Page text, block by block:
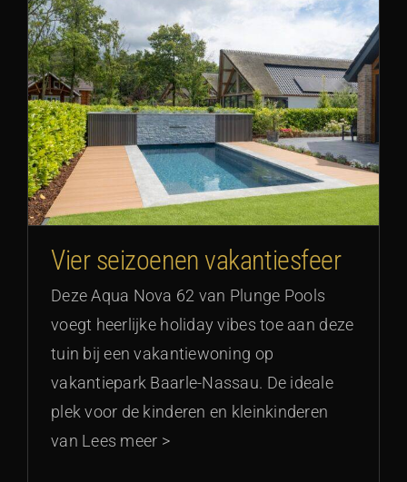
Vier seizoenen vakantiesfeer
Deze Aqua Nova 62 van Plunge Pools
voegt heerlijke holiday vibes toe aan deze
tuin bij een vakantiewoning op
vakantiepark Baarle-Nassau. De ideale
plek voor de kinderen en kleinkinderen
van Lees meer >